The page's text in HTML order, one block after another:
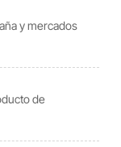
y mercados
de